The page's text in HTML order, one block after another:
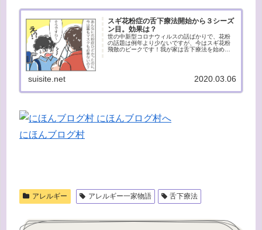
スギ花粉症の舌下療法開始から３シーズ
ン目。効果は？
世の中新型コロナウィルスの話ばかりで、花粉
の話題は例年より少ないですが、今はスギ花粉
飛散のピークです！我が家は舌下療法を始めて
suisite.net 2020.03.06
にほんブログ村
アレルギー アレルギー一家物語 舌下療法